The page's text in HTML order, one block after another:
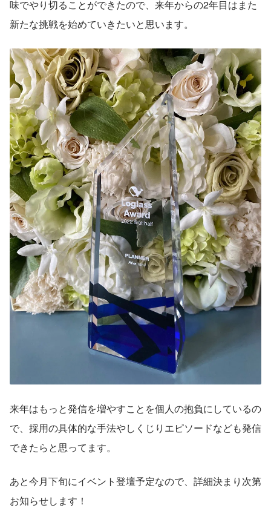
味でやり切ることができたので、来年からの2年目はまた
新たな挑戦を始めていきたいと思います。
来年はもっと発信を増やすことを個人の抱負にしているの
で、採用の具体的な手法やしくじりエピソードなども発信
できたらと思ってます。
あと今月下旬にイベント登壇予定なので、詳細決まり次第
お知らせします！